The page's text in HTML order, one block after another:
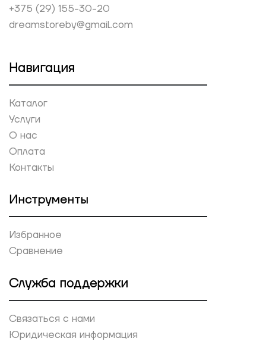
+375 (29) 155-30-20
dreamstoreby@gmail.com
Навигация
Каталог
Услуги
О нас
Оплата
Контакты
Инструменты
Избранное
Сравнение
Служба поддержки
Связаться с нами
Юридическая информация